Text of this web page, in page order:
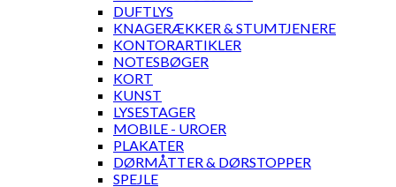
DUFTLYS
KNAGERÆKKER & STUMTJENERE
KONTORARTIKLER
NOTESBØGER
KORT
KUNST
LYSESTAGER
MOBILE - UROER
PLAKATER
DØRMÅTTER & DØRSTOPPER
SPEJLE